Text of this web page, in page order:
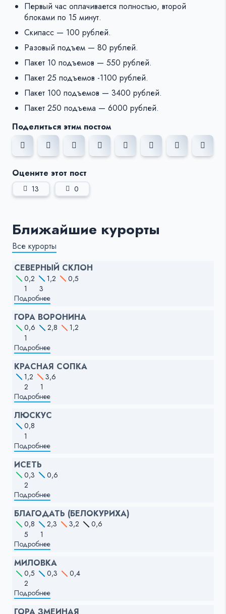
Первый час оплачивается полностью, второй
блоками по 15 минут.
Скипасс — 100 рублей.
Разовый подъем — 80 рублей.
Пакет 10 подъемов — 550 рублей.
Пакет 25 подъемов -1100 рублей.
Пакет 100 подъемов — 3400 рублей.
Пакет 250 подъема — 6000 рублей.
Поделиться этим постом
Оцените этот пост
13 0
Ближайшие курорты
Все курорты
СЕВЕРНЫЙ СКЛОН
0,2 1,2
0,5
1
3
Подробнее
ГОРА ВОРОНИНА
0,6 2,8
1,2
1
Подробнее
КРАСНАЯ СОПКА
1,2
3,6
2
1
Подробнее
ЛЮСКУС
0,8
1
Подробнее
ИСЕТЬ
0,3
0,6
2
Подробнее
БЛАГОДАТЬ (БЕЛОКУРИХА)
0,8 2,3 3,2
0,6
5
1
Подробнее
МИЛОВКА
0,5 0,3
0,4
2
Подробнее